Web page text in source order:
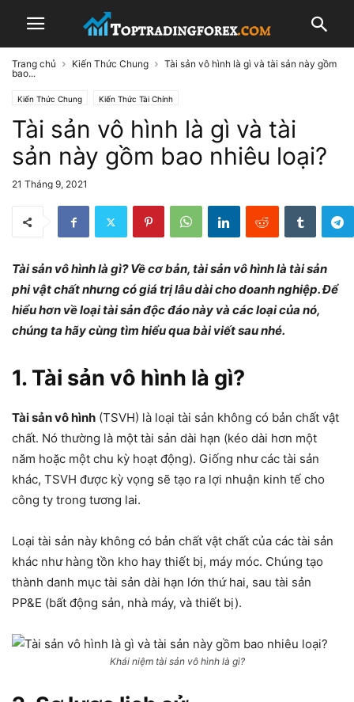
Trang chủ Kiến Thức Chung
Tài sản vô hình là gì và tài sản này gồm
bao...
Kiến Thức Chung Kiến Thức Tài Chính
Tài sản vô hình là gì và tài
sản này gồm bao nhiêu loại?
21 Tháng 9, 2021
Tài sản vô hình là gì? Về cơ bản, tài sản vô hình là tài sản
phi vật chất nhưng có giá trị lâu dài cho doanh nghiệp. Để
hiểu hơn về loại tài sản độc đáo này và các loại của nó,
chúng ta hãy cùng tìm hiểu qua bài viết sau nhé.
1. Tài sản vô hình là gì?
Tài sản vô hình (TSVH) là loại tài sản không có bản chất vật
chất. Nó thường là một tài sản dài hạn (kéo dài hơn một
năm hoặc một chu kỳ hoạt động). Giống như các tài sản
khác, TSVH được kỳ vọng sẽ tạo ra lợi nhuận kinh tế cho
công ty trong tương lai.
Loại tài sản này không có bản chất vật chất của các tài sản
khác như hàng tồn kho hay thiết bị, máy móc. Chúng tạo
thành danh mục tài sản dài hạn lớn thứ hai, sau tài sản
PP&E (bất động sản, nhà máy, và thiết bị).
Khái niệm tài sản vô hình là gì?